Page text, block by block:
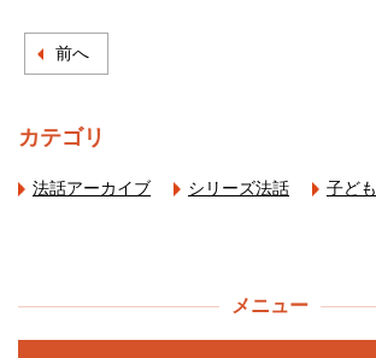
前へ
カテゴリ
法話アーカイブ シリーズ法話 子ど
メニュー